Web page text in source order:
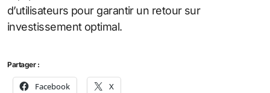
d’utilisateurs pour garantir un retour sur
investissement optimal.
Partager :
Facebook X